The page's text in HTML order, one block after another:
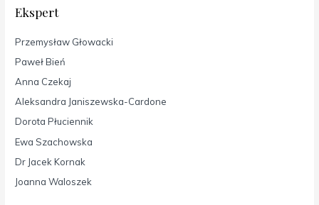
Ekspert
Przemysław Głowacki
Paweł Bień
Anna Czekaj
Aleksandra Janiszewska-Cardone
Dorota Płuciennik
Ewa Szachowska
Dr Jacek Kornak
Joanna Waloszek